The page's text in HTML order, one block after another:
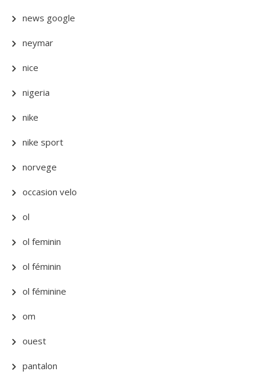
news google
neymar
nice
nigeria
nike
nike sport
norvege
occasion velo
ol
ol feminin
ol féminin
ol féminine
om
ouest
pantalon